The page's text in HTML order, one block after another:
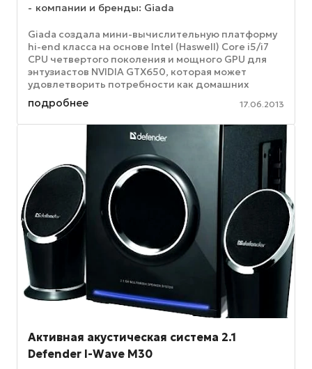
компании и бренды: Giada
Giada создала мини-вычислительную платформу
hi-end класса на основе Intel (Haswell) Core i5/i7
CPU четвертого поколения и мощного GPU для
энтузиастов NVIDIA GTX650, которая может
удовлетворить потребности как домашних
пользователей, так и работников ...
подробнее 17.06.2013
Активная акустическая система 2.1
Defender I-Wave M30